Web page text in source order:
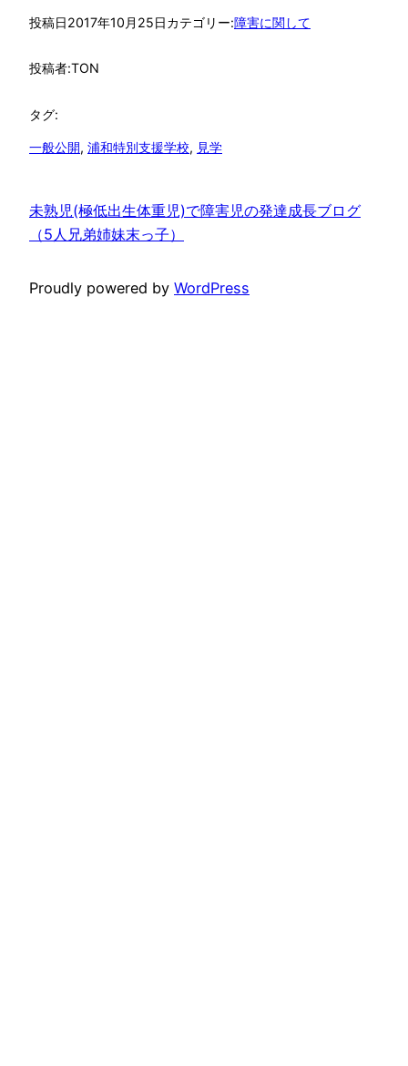
投稿日2017年10月25日カテゴリー:障害に関して
投稿者:TON
タグ:
一般公開, 浦和特別支援学校, 見学
未熟児(極低出生体重児)で障害児の発達成長ブログ
（5人兄弟姉妹末っ子）
Proudly powered by WordPress